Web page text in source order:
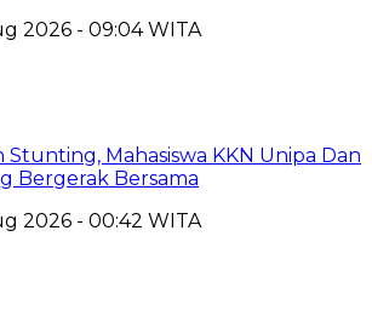
2026 - 09:04 WITA
Stunting, Mahasiswa KKN Unipa Dan
Bergerak Bersama
2026 - 00:42 WITA